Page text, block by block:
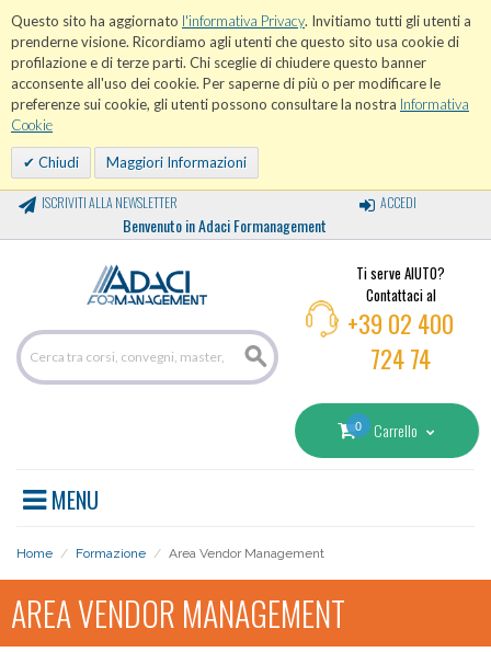
Questo sito ha aggiornato l'informativa Privacy. Invitiamo tutti gli utenti a
prenderne visione. Ricordiamo agli utenti che questo sito usa cookie di
profilazione e di terze parti. Chi sceglie di chiudere questo banner
acconsente all'uso dei cookie. Per saperne di più o per modificare le
preferenze sui cookie, gli utenti possono consultare la nostra Informativa
Cookie
Chiudi Maggiori Informazioni
ISCRIVITI ALLA NEWSLETTER
Benvenuto in Adaci Formanagement
ACCEDI
Ti serve AIUTO?
Contattaci al
+39 02 400
724 74
0 Carrello
MENU
Home / Formazione / Area Vendor Management
AREA VENDOR MANAGEMENT